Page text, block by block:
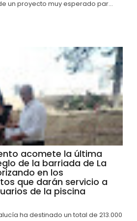
un proyecto muy esperado par...
acomete la última
de la barriada de La
en los
que darán servicio a
de la piscina
ha destinado un total de 213.000